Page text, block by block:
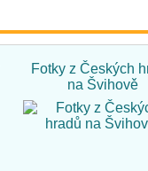
Fotky z Českých
na Švihově